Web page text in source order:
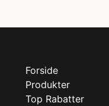
Forside
Produkter
Top Rabatter